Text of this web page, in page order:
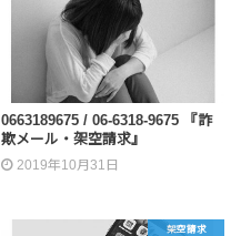
0663189675 / 06-6318-9675 『詐
欺メール・架空請求』
2019年10月31日
架空請求